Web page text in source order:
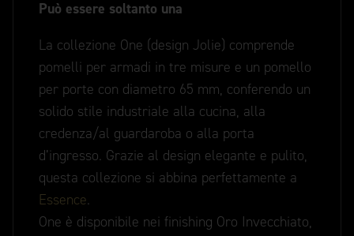
Può essere soltanto una
La collezione One (design Jolie) comprende
pomelli per armadi in tre misure e un pomello
per porte con diametro 65 mm, conferendo un
solido stile industriale alla cucina, alla
credenza/al guardaroba o alla porta
d’ingresso. Grazie al design elegante e pulito,
questa collezione si abbina perfettamente a
Essence.
One è disponibile nei finishing Oro Invecchiato,